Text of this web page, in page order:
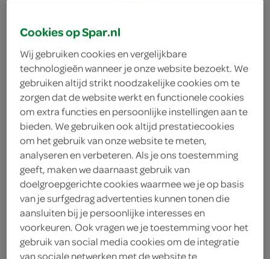
Appelsientje fruitdrink
mango
Appelsientje
2.
19
1 Liter
Cookies op Spar.nl
Wij gebruiken cookies en vergelijkbare
technologieën wanneer je onze website bezoekt. We
gebruiken altijd strikt noodzakelijke cookies om te
zorgen dat de website werkt en functionele cookies
om extra functies en persoonlijke instellingen aan te
bieden. We gebruiken ook altijd prestatiecookies
om het gebruik van onze website te meten,
analyseren en verbeteren. Als je ons toestemming
geeft, maken we daarnaast gebruik van
doelgroepgerichte cookies waarmee we je op basis
van je surfgedrag advertenties kunnen tonen die
aansluiten bij je persoonlijke interesses en
voorkeuren. Ook vragen we je toestemming voor het
gebruik van social media cookies om de integratie
van sociale netwerken met de website te